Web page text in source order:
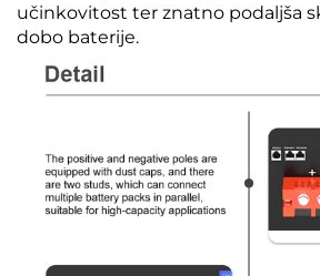
učinkovitost ter znatno podaljša
dobo baterije.